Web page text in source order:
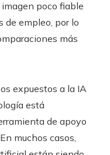
poco fiable
de empleo, por lo
más
expuestos a la IA
está
de apoyo
muchos casos,